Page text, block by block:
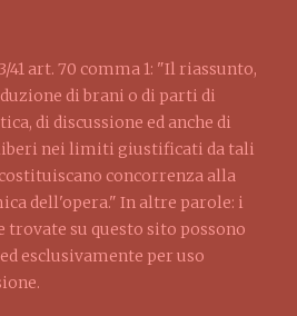
41 art. 70 comma 1: "Il riassunto,
di brani o di parti di
di discussione ed anche di
nei limiti giustificati da tali
concorrenza alla
dell'opera." In altre parole: i
trovate su questo sito possono
esclusivamente per uso